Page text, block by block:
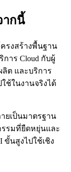
ากนี้
รงสร้างพื้นฐาน
าร Cloud กับผู้
ต และบริการ
ช้ในงานจริงได้
ายเป็นมาตรฐาน
รมที่ยืดหยุ่นและ
ขั้นสูงไปใช้เชิง